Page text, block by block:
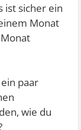
ist sicher ein
Monat
paar
wie du